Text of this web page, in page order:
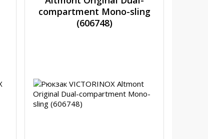
compartment Mono-sling
(606748)